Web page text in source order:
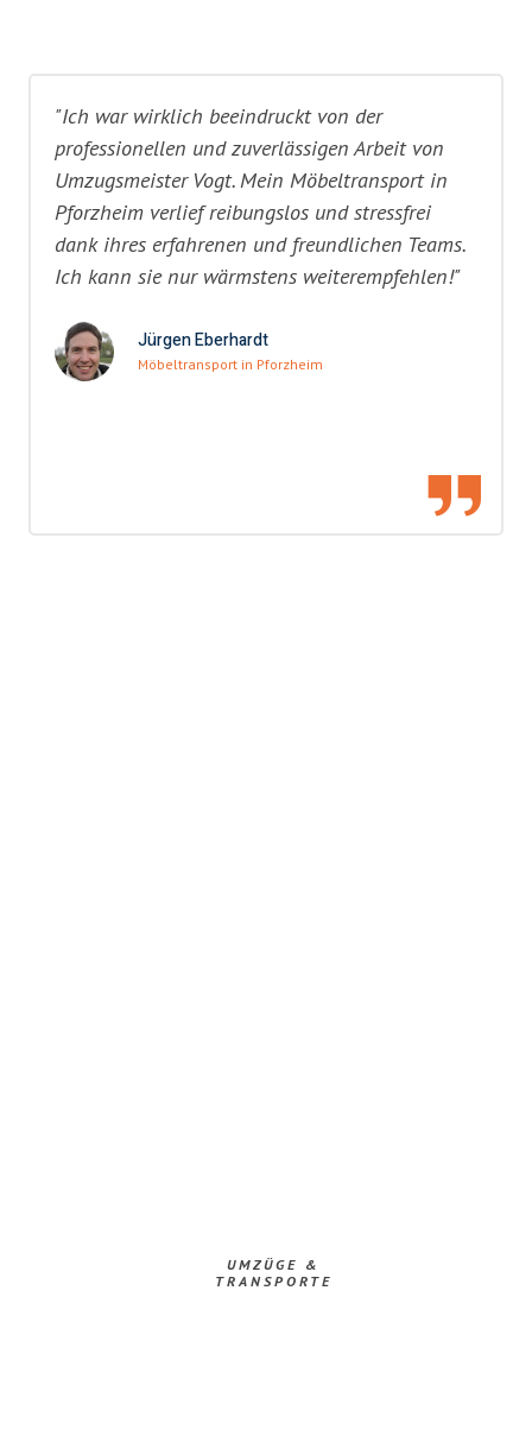
"Ich war wirklich beeindruckt von der
professionellen und zuverlässigen Arbeit von
Umzugsmeister Vogt. Mein Möbeltransport in
Pforzheim verlief reibungslos und stressfrei
dank ihres erfahrenen und freundlichen Teams.
Ich kann sie nur wärmstens weiterempfehlen!"
Jürgen Eberhardt
Möbeltransport in Pforzheim
UMZÜGE &
TRANSPORTE